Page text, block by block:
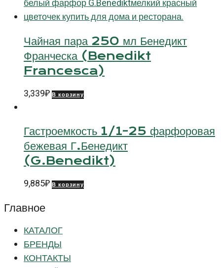
Чайная пара 250 мл Бенедикт
Франческа (Benedikt
Francesca)
3,339₽ В корзину
Гастроемкость 1/1-25 фарфоровая
бежевая Г.Бенедикт
(G.Benedikt)
9,885₽ В корзину
Главное
КАТАЛОГ
БРЕНДЫ
КОНТАКТЫ